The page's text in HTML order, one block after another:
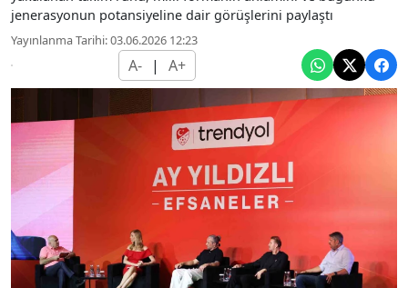
jenerasyonun potansiyeline dair görüşlerini paylaştı
Yayınlanma Tarihi: 03.06.2026 12:23
A- | A+